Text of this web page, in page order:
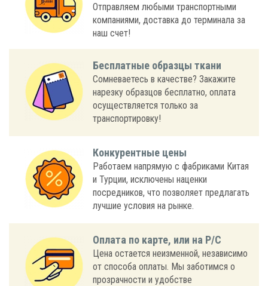
Отправляем любыми транспортными
компаниями, доставка до терминала за
наш счет!
Бесплатные образцы ткани
Сомневаетесь в качестве? Закажите
нарезку образцов бесплатно, оплата
осуществляется только за
транспортировку!
Конкурентные цены
Работаем напрямую с фабриками Китая
и Турции, исключены наценки
посредников, что позволяет предлагать
лучшие условия на рынке.
Оплата по карте, или на Р/С
Цена остается неизменной, независимо
от способа оплаты. Мы заботимся о
прозрачности и удобстве